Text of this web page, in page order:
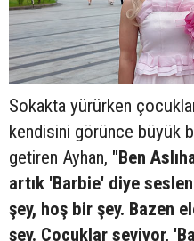
Sokakta yürürken
kendisini görünce büyük
getiren Ayhan, "Ben
artık 'Barbie' diye
şey, hoş bir şey. Bazen
şey. Çocuklar seviyor,